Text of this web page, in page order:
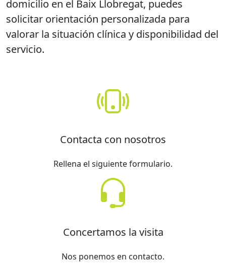
domicilio en el Baix Llobregat, puedes
solicitar orientación personalizada para
valorar la situación clínica y disponibilidad del
servicio.
Contacta con nosotros
Rellena el siguiente formulario.
Concertamos la visita
Nos ponemos en contacto.